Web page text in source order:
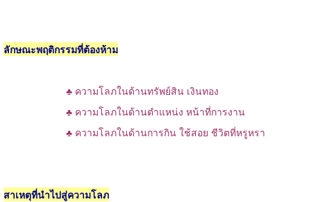
ลักษณะพฤติกรรมที่ต้องห้าม
♣ ความโลภในด้านทรัพย์สิน เงินทอง
♣ ความโลภในด้านตำแหน่ง หน้าที่การงาน
♣ ความโลภในด้านการกิน ใช้สอย ชีวิตที่หรูหรา
สาเหตุที่นำไปสู่ความโลภ